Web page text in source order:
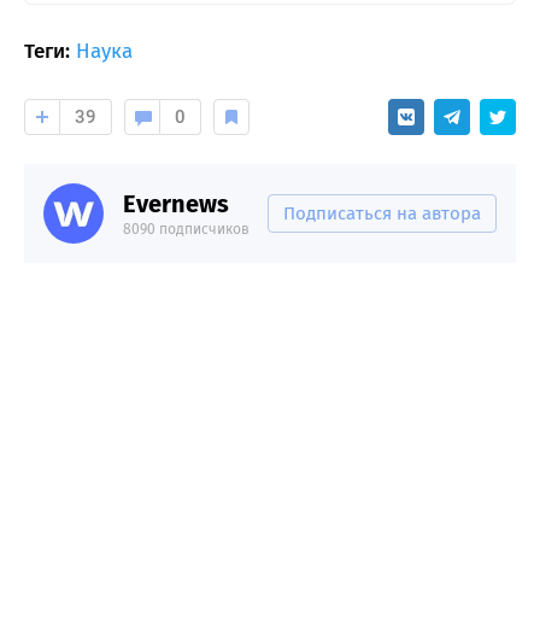
Теги: Наука
39 0
Evernews
8090 подписчиков
Подписаться на автора